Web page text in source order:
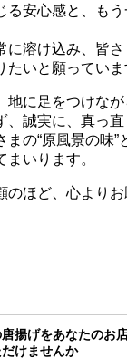
る安心感と、もう
に溶け込み、皆
たいと願っていま
地に足をつけな
、誠実に、真っ直
まの“原風景の味”
まいります。
のほど、心より
揚げをあなたのお
けませんか